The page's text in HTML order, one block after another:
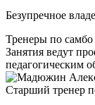
Безупречное
Тренеры по самбо
Занятия ведут
педагогическим
Старший тренер